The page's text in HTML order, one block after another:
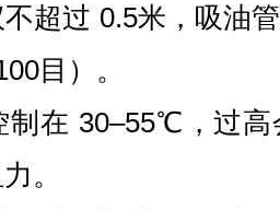
超过 ‌0.5米‌，吸油
目）。
制在 ‌30–55℃‌，过
。